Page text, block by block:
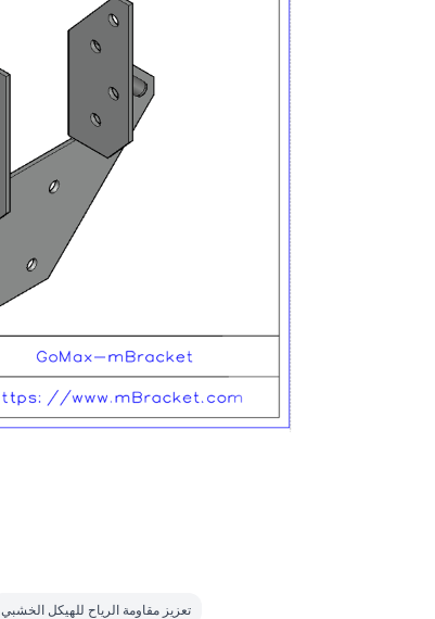
تعزيز مقاومة الرياح للهيكل الخشبي